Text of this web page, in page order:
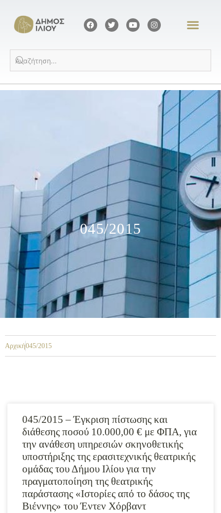
045/2015
Αρχική045/2015
045/2015 – Έγκριση πίστωσης και
διάθεσης ποσού 10.000,00 € με ΦΠΑ, για
την ανάθεση υπηρεσιών σκηνοθετικής
υποστήριξης της ερασιτεχνικής θεατρικής
ομάδας του Δήμου Ιλίου για την
πραγματοποίηση της θεατρικής
παράστασης «Ιστορίες από το δάσος της
Βιέννης» του Έντεν Χόρβαντ